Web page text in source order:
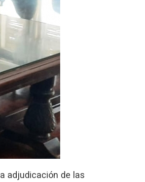
adjudicación de las